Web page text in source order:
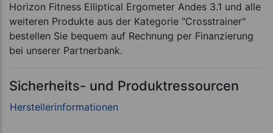
Horizon Fitness Elliptical Ergometer Andes 3.1 und alle
weiteren Produkte aus der Kategorie "Crosstrainer"
bestellen Sie bequem auf Rechnung per Finanzierung
bei unserer Partnerbank.
Sicherheits- und Produktressourcen